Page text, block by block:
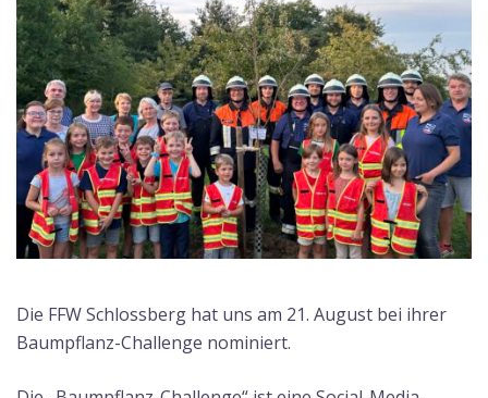
Die FFW Schlossberg hat uns am 21. August bei ihrer
Baumpflanz-Challenge nominiert.